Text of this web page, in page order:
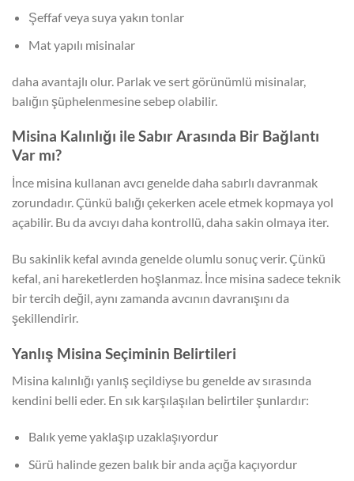
Şeffaf veya suya yakın tonlar
Mat yapılı misinalar
daha avantajlı olur. Parlak ve sert görünümlü misinalar,
balığın şüphelenmesine sebep olabilir.
Misina Kalınlığı ile Sabır Arasında Bir Bağlantı
Var mı?
İnce misina kullanan avcı genelde daha sabırlı davranmak
zorundadır. Çünkü balığı çekerken acele etmek kopmaya yol
açabilir. Bu da avcıyı daha kontrollü, daha sakin olmaya iter.
Bu sakinlik kefal avında genelde olumlu sonuç verir. Çünkü
kefal, ani hareketlerden hoşlanmaz. İnce misina sadece teknik
bir tercih değil, aynı zamanda avcının davranışını da
şekillendirir.
Yanlış Misina Seçiminin Belirtileri
Misina kalınlığı yanlış seçildiyse bu genelde av sırasında
kendini belli eder. En sık karşılaşılan belirtiler şunlardır:
Balık yeme yaklaşıp uzaklaşıyordur
Sürü halinde gezen balık bir anda açığa kaçıyordur